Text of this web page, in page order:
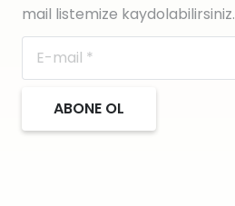
mail listemize kaydolabilirsiniz.
ABONE OL